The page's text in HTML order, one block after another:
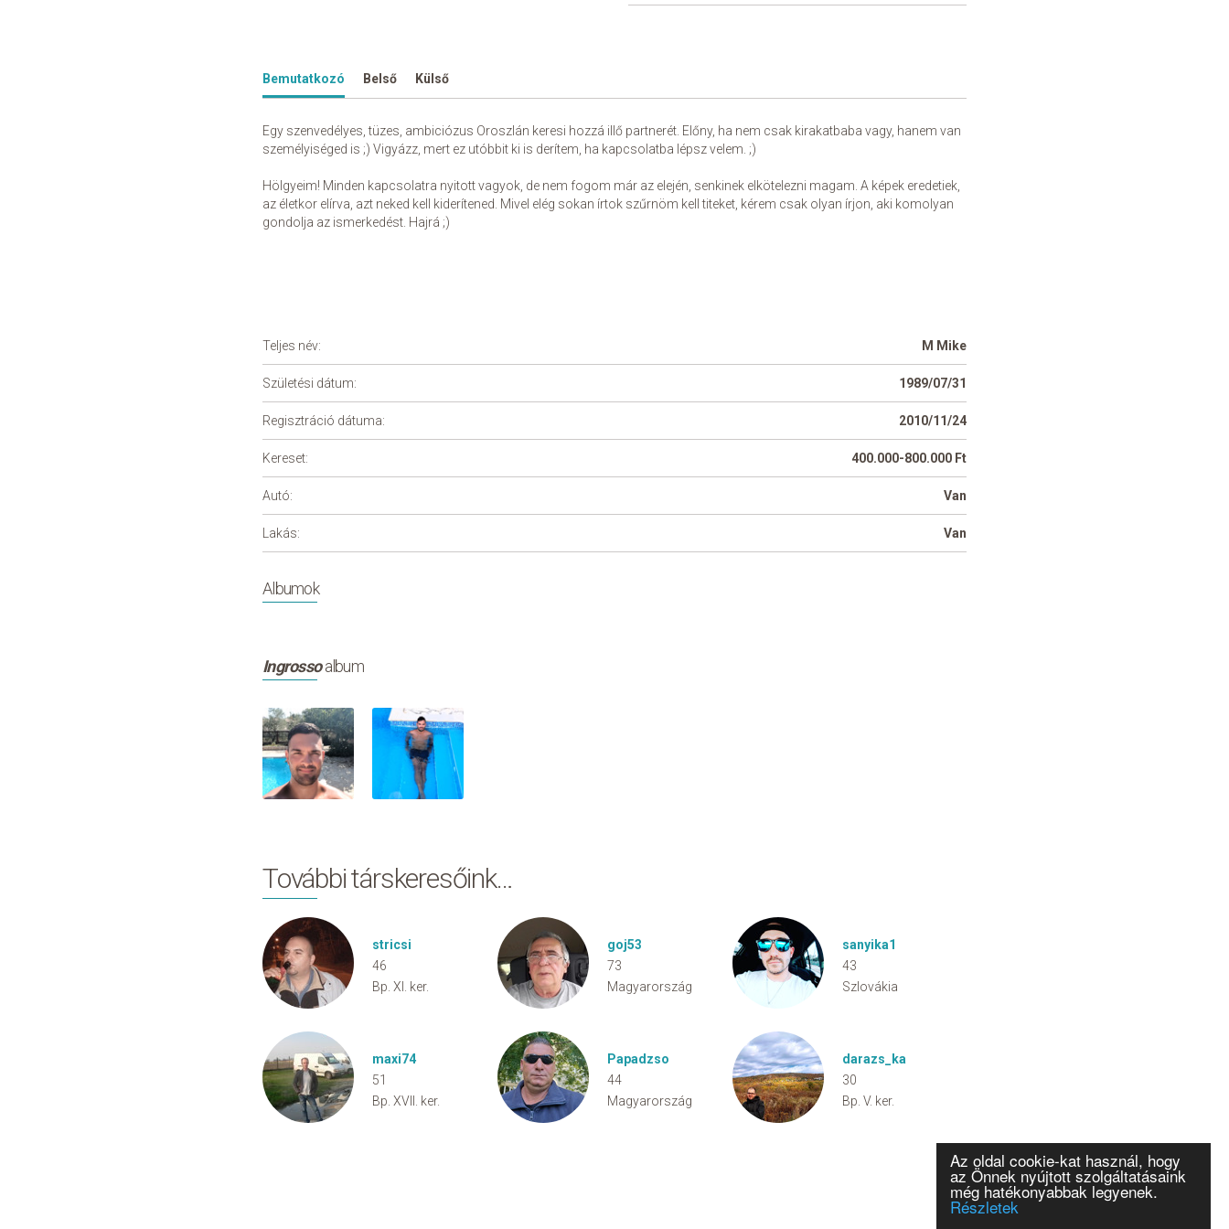
Az oldal cookie-kat használ, hogy
az Önnek nyújtott szolgáltatásaink
még hatékonyabbak legyenek.
Részletek
Bemutatkozó Belső Külső
Egy szenvedélyes, tüzes, ambiciózus Oroszlán keresi hozzá illő partnerét. Előny, ha nem csak kirakatbaba vagy, hanem van
személyiséged is ;) Vigyázz, mert ez utóbbit ki is derítem, ha kapcsolatba lépsz velem. ;)
Hölgyeim! Minden kapcsolatra nyitott vagyok, de nem fogom már az elején, senkinek elkötelezni magam. A képek eredetiek,
az életkor elírva, azt neked kell kiderítened. Mivel elég sokan írtok szűrnöm kell titeket, kérem csak olyan írjon, aki komolyan
gondolja az ismerkedést. Hajrá ;)
Teljes név: M Mike
Születési dátum: 1989/07/31
Regisztráció dátuma: 2010/11/24
Kereset: 400.000-800.000 Ft
Autó: Van
Lakás: Van
Albumok
Ingrossoalbum
További társkeresőink…
stricsi
46
Bp. XI. ker.
goj53
73
Magyarország
sanyika1
43
Szlovákia
maxi74
51
Bp. XVII. ker.
Papadzso
44
Magyarország
darazs_ka
30
Bp. V. ker.